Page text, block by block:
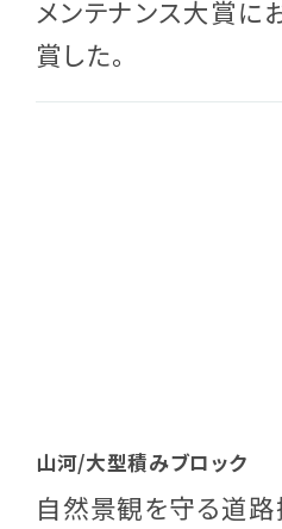
メンテナンス大賞に
賞した。
山河/大型積みブロック
自然景観を守る道